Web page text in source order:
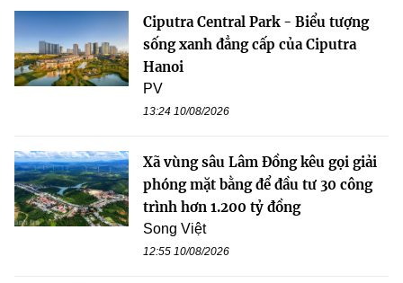
Ciputra Central Park - Biểu tượng
sống xanh đẳng cấp của Ciputra
Hanoi
PV
13:24 10/08/2026
Xã vùng sâu Lâm Đồng kêu gọi giải
phóng mặt bằng để đầu tư 30 công
trình hơn 1.200 tỷ đồng
Song Việt
12:55 10/08/2026